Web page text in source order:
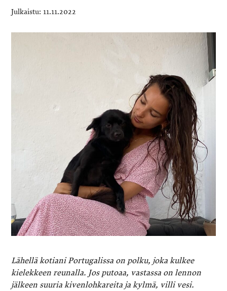
11.11.2022
Lähellä kotiani Portugalissa on polku, joka kulkee
kielekkeen reunalla. Jos putoaa, vastassa on lennon
jälkeen suuria kivenlohkareita ja kylmä, villi vesi.